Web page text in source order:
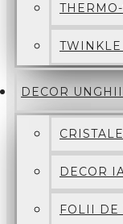
DECOR UNGHII
DECOR
FOLII DE